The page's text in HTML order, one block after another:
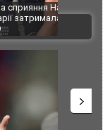
Росіяни
одна